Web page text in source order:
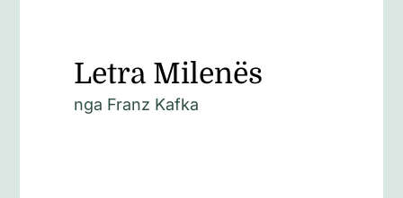
Letra Milenës
nga Franz Kafka